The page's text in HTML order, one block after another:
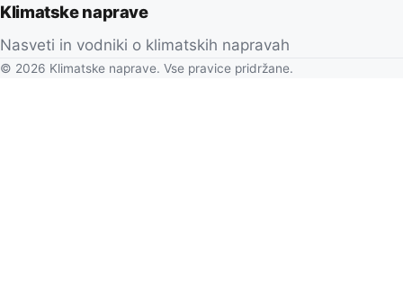
Klimatske naprave
Nasveti in vodniki o klimatskih napravah
© 2026 Klimatske naprave. Vse pravice pridržane.